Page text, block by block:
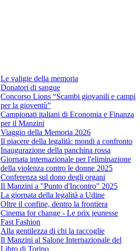
Le valigie della memoria
Donatori di sangue
Concorso Lions “Scambi giovanili e campi
per la gioventù”
Campionati italiani di Economia e Finanza
per il Manzini
Viaggio della Memoria 2026
Il piacere della legalità: mondi a confronto
Inaugurazione della panchina rossa
Giornata internazionale per l'eliminazione
della violenza contro le donne 2025
Conferenza sul dono degli organi
Il Manzini a "Punto d'Incontro" 2025
La giornata della legalità a Udine
Oltre il confine, dentro la frontiera
Cinema for change - Le prix jeunesse
Fast Fashion
Alla gentilezza di chi la raccoglie
Il Manzini al Salone Internazionale del
Libro di Torino